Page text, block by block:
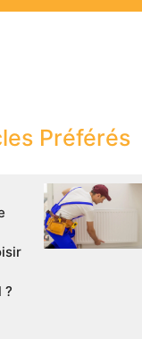
Préférés
?